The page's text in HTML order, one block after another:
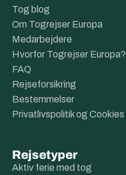
Tog blog
Om Togrejser Europa
Medarbejdere
Hvorfor Togrejser Europa?
FAQ
Rejseforsikring
Bestemmelser
Privatlivspolitik og Cookies
Rejsetyper
Aktiv ferie med tog